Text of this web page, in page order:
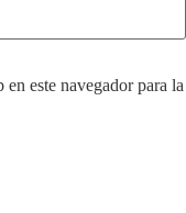
este navegador para la